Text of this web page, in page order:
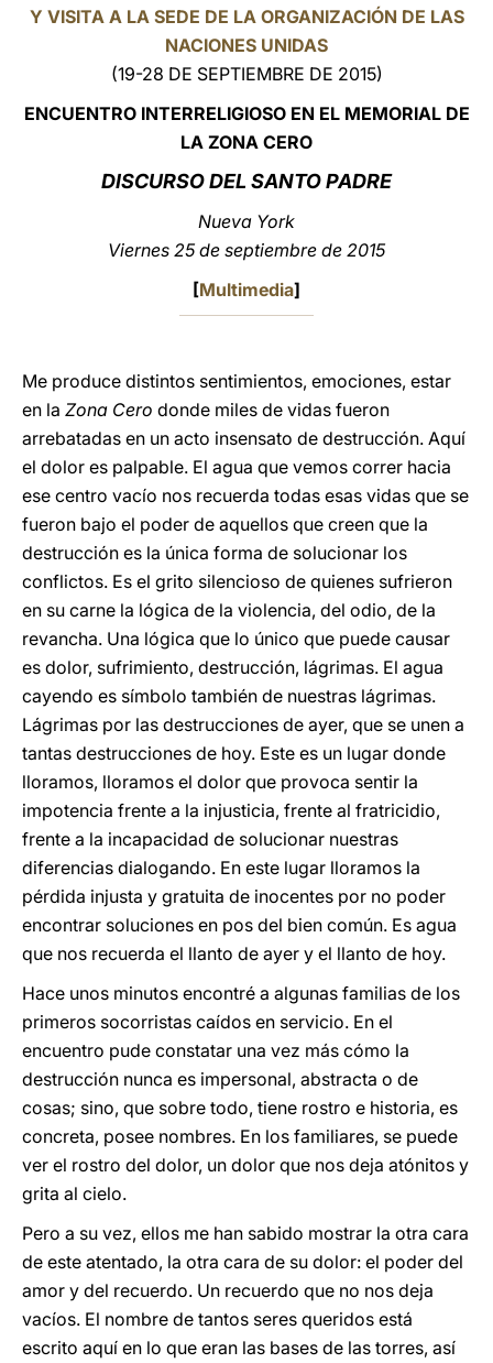
Y VISITA A LA SEDE DE LA ORGANIZACIÓN DE LAS
NACIONES UNIDAS
(19-28 DE SEPTIEMBRE DE 2015)
ENCUENTRO INTERRELIGIOSO EN EL MEMORIAL DE
LA ZONA CERO
DISCURSO DEL SANTO PADRE
Nueva York
Viernes 25 de septiembre de 2015
[Multimedia]
Me produce distintos sentimientos, emociones, estar
en la Zona Cero donde miles de vidas fueron
arrebatadas en un acto insensato de destrucción. Aquí
el dolor es palpable. El agua que vemos correr hacia
ese centro vacío nos recuerda todas esas vidas que se
fueron bajo el poder de aquellos que creen que la
destrucción es la única forma de solucionar los
conflictos. Es el grito silencioso de quienes sufrieron
en su carne la lógica de la violencia, del odio, de la
revancha. Una lógica que lo único que puede causar
es dolor, sufrimiento, destrucción, lágrimas. El agua
cayendo es símbolo también de nuestras lágrimas.
Lágrimas por las destrucciones de ayer, que se unen a
tantas destrucciones de hoy. Este es un lugar donde
lloramos, lloramos el dolor que provoca sentir la
impotencia frente a la injusticia, frente al fratricidio,
frente a la incapacidad de solucionar nuestras
diferencias dialogando. En este lugar lloramos la
pérdida injusta y gratuita de inocentes por no poder
encontrar soluciones en pos del bien común. Es agua
que nos recuerda el llanto de ayer y el llanto de hoy.
Hace unos minutos encontré a algunas familias de los
primeros socorristas caídos en servicio. En el
encuentro pude constatar una vez más cómo la
destrucción nunca es impersonal, abstracta o de
cosas; sino, que sobre todo, tiene rostro e historia, es
concreta, posee nombres. En los familiares, se puede
ver el rostro del dolor, un dolor que nos deja atónitos y
grita al cielo.
Pero a su vez, ellos me han sabido mostrar la otra cara
de este atentado, la otra cara de su dolor: el poder del
amor y del recuerdo. Un recuerdo que no nos deja
vacíos. El nombre de tantos seres queridos está
escrito aquí en lo que eran las bases de las torres, así